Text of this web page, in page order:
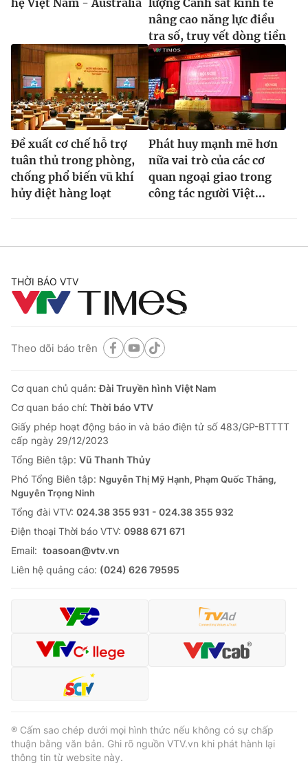
hệ Việt Nam - Australia lượng Cảnh sát kinh tế
nâng cao năng lực điều
tra số, truy vết dòng tiền
Đề xuất cơ chế hỗ trợ
tuân thủ trong phòng,
chống phổ biến vũ khí
hủy diệt hàng loạt
Phát huy mạnh mẽ hơn
nữa vai trò của các cơ
quan ngoại giao trong
công tác người Việt...
THỜI BÁO VTV
Theo dõi báo trên
Cơ quan chủ quản:Đài Truyền hình Việt Nam
Cơ quan báo chí: Thời báo VTV
Giấy phép hoạt động báo in và báo điện tử số 483/GP-BTTTT
cấp ngày 29/12/2023
Tổng Biên tập: Vũ Thanh Thủy
Phó Tổng Biên tập: Nguyễn Thị Mỹ Hạnh, Phạm Quốc Thắng,
Nguyễn Trọng Ninh
Tổng đài VTV: 024.38 355 931 - 024.38 355 932
Ðiện thoại Thời báo VTV: 0988 671 671
Email: toasoan@vtv.vn
Liên hệ quảng cáo: (024) 626 79595
® Cấm sao chép dưới mọi hình thức nếu không có sự chấp
thuận bằng văn bản. Ghi rõ nguồn VTV.vn khi phát hành lại
thông tin từ website này.